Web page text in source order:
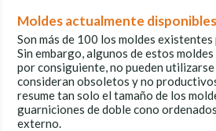
Moldes actualmente disponibles
Son más de 100 los moldes
Sin embargo, algunos de estos
por consiguiente, no pueden
consideran obsoletos y no
resume tan solo el tamaño de los
guarniciones de doble cono
externo.